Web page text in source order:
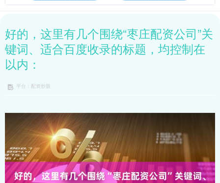
好的，这里有几个围绕“枣庄配资公司”关
键词、适合百度收录的标题，均控制在
以内：
平台：配资炒股